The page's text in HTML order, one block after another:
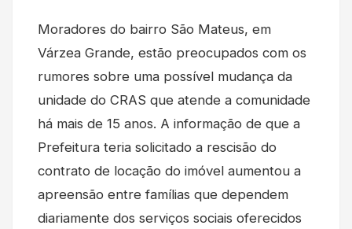
Moradores do bairro São Mateus, em
Várzea Grande, estão preocupados com os
rumores sobre uma possível mudança da
unidade do CRAS que atende a comunidade
há mais de 15 anos. A informação de que a
Prefeitura teria solicitado a rescisão do
contrato de locação do imóvel aumentou a
apreensão entre famílias que dependem
diariamente dos serviços sociais oferecidos